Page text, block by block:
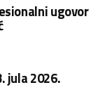
ugovor
jula 2026.